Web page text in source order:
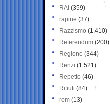
RAI (359)
rapine (37)
Razzismo (1.410)
Referendum (200)
Regione (344)
Renzi (1.521)
Repetto (46)
Rifiuti (84)
rom (13)